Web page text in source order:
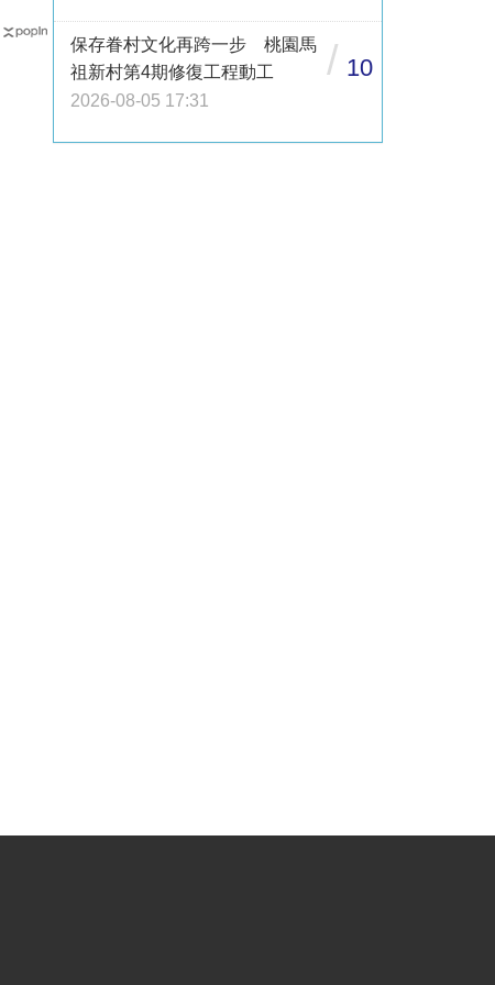
保存眷村文化再跨一步 桃園馬
祖新村第4期修復工程動工
2026-08-05 17:31
/ 10